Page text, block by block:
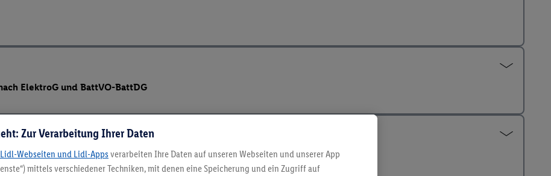
ElektroG und BattVO-BattDG
Zur Verarbeitung Ihrer Daten
Webseiten und Lidl-Apps verarbeiten Ihre Daten auf unseren Webseiten und unserer App
mittels verschiedener Techniken, mit denen eine Speicherung und ein Zugriff auf